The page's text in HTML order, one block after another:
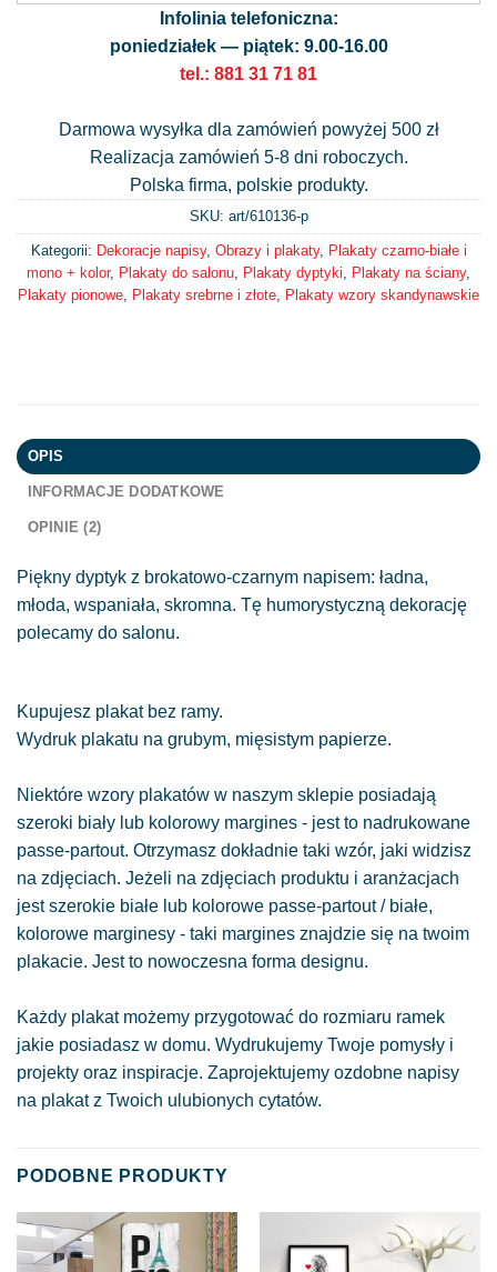
Infolinia telefoniczna:
poniedziałek — piątek: 9.00-16.00
tel.: 881 31 71 81
Darmowa wysyłka dla zamówień powyżej 500 zł
Realizacja zamówień 5-8 dni roboczych.
Polska firma, polskie produkty.
SKU: art/610136-p
Kategorii: Dekoracje napisy, Obrazy i plakaty, Plakaty czarno-białe i
mono + kolor, Plakaty do salonu Plakaty dyptyki Plakaty na ściany,
Plakaty pionowe
Plakaty srebrne i złote Plakaty wzory skandynawskie
OPIS
INFORMACJE DODATKOWE
OPINIE (2)
Piękny dyptyk z brokatowo-czarnym napisem: ładna,
młoda, wspaniała, skromna. Tę humorystyczną dekorację
polecamy do salonu.
Kupujesz plakat bez ramy.
Wydruk plakatu na grubym, mięsistym papierze.
Niektóre wzory plakatów w naszym sklepie posiadają
szeroki biały lub kolorowy margines - jest to nadrukowane
passe-partout. Otrzymasz dokładnie taki wzór, jaki widzisz
na zdjęciach. Jeżeli na zdjęciach produktu i aranżacjach
jest szerokie białe lub kolorowe passe-partout / białe,
kolorowe marginesy - taki margines znajdzie się na twoim
plakacie. Jest to nowoczesna forma designu.
Każdy plakat możemy przygotować do rozmiaru ramek
jakie posiadasz w domu. Wydrukujemy Twoje pomysły i
projekty oraz inspiracje. Zaprojektujemy ozdobne napisy
na plakat z Twoich ulubionych cytatów.
PODOBNE PRODUKTY